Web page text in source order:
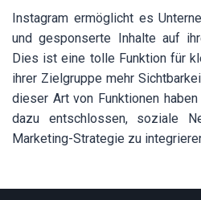
Instagram ermöglicht es
und gesponserte Inhalte auf
Dies ist eine tolle Funktion für
ihrer Zielgruppe mehr
dieser Art von Funktionen
dazu entschlossen, soziale
Marketing-Strategie zu